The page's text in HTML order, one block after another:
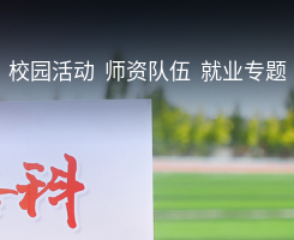
校园活动 师资队伍 就业专题